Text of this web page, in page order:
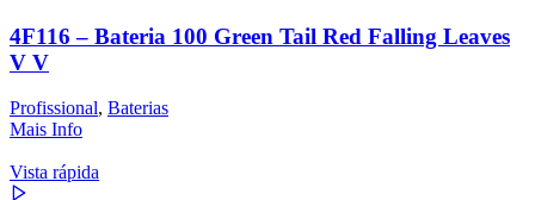
4F116 – Bateria 100 Green Tail Red Falling Leaves
V V
Profissional, Baterias
Mais Info
Vista rápida